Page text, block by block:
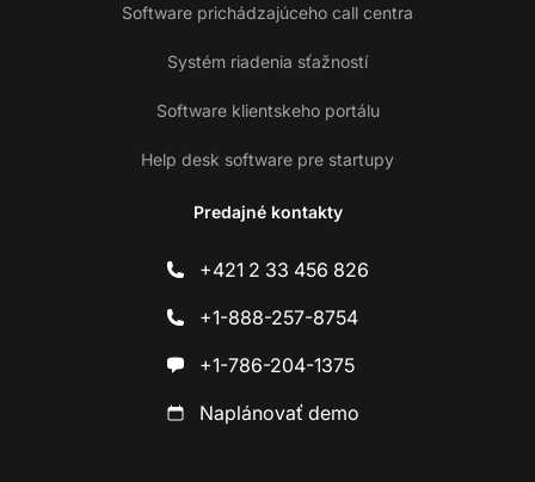
Software prichádzajúceho call centra
Systém riadenia sťažností
Software klientskeho portálu
Help desk software pre startupy
Predajné kontakty
+421 2 33 456 826
+1-888-257-8754
+1-786-204-1375
Naplánovať demo